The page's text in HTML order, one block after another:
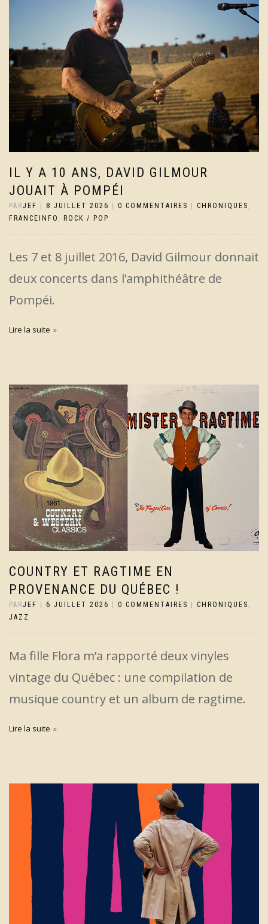
IL Y A 10 ANS, DAVID GILMOUR
JOUAIT À POMPÉI
PARJEF | 8 JUILLET 2026 | 0 COMMENTAIRES | CHRONIQUES
FRANCEINFO
ROCK / POP
Les 7 et 8 juillet 2016, David Gilmour donnait
deux concerts dans l’amphithéâtre de
Pompéi.
Lire la suite
COUNTRY ET RAGTIME EN
PROVENANCE DU QUÉBEC !
PARJEF 6 JUILLET 2026 0 COMMENTAIRES CHRONIQUES ,
JAZZ
Ma fille Flora m’a rapporté deux vinyles
vintage du Québec : une compilation de
musique country et un album de ragtime.
Lire la suite